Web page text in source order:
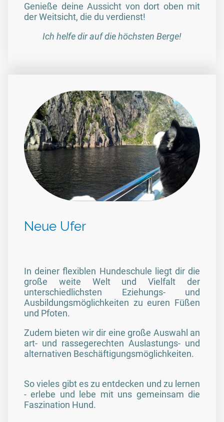
Genieße deine Aussicht von dort oben mit
der Weitsicht, die du verdienst!
Ich helfe dir auf die höchsten Berge!
Neue Ufer
In deiner flexiblen Hundeschule liegt dir die
große weite Welt und Vielfalt der
unterschiedlichsten Eziehungs- und
Ausbildungsmöglichkeiten zu euren Füßen
und Pfoten.
Zudem bieten wir dir eine große Auswahl an
art- und rassegerechten Auslastungs- und
alternativen Beschäftigungsmöglichkeiten.
So vieles gibt es zu entdecken und zu lernen
- erlebe und lebe mit uns gemeinsam die
Faszination Hund.